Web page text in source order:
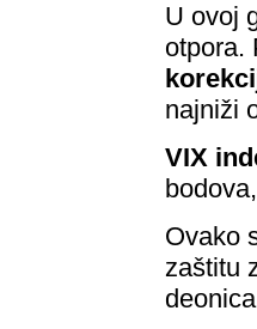
U ovoj
otpora.
najniži
VIX
Ovako
zaštitu